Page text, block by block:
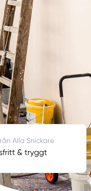
Alla Snickare
& tryggt